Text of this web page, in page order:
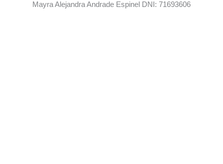
Mayra Alejandra Andrade Espinel DNI: 71693606